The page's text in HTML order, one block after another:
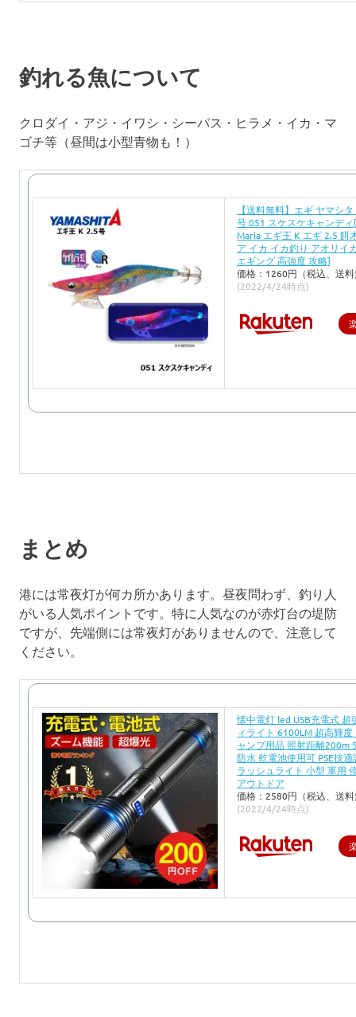
釣れる魚について
クロダイ・アジ・イワシ・シーバス・ヒラメ・イカ・マ
ゴチ等（昼間は小型青物も！）
【送料無料】エギ ヤマシ
号 051 スケスケキャンディ
Maria エギ王 K エギ 2.5 餌
ア イカ イカ釣り アオリイ
エギング 高強度 攻略]
価格：1260円（税込、送
(2022/4/24時点)
まとめ
港には常夜灯が何カ所かあります。昼夜問わず、釣り人
がいる人気ポイントです。特に人気なのが赤灯台の堤防
ですが、先端側には常夜灯がありませんので、注意して
ください。
懐中電灯 led USB充電式 超
ィライト 6100LM 超高輝
ャンプ用品 照射距離200m
防水 乾電池使用可 PSE技
ラッシュライト 小型 軍用
アウトドア
価格：2580円（税込、送
(2022/4/24時点)